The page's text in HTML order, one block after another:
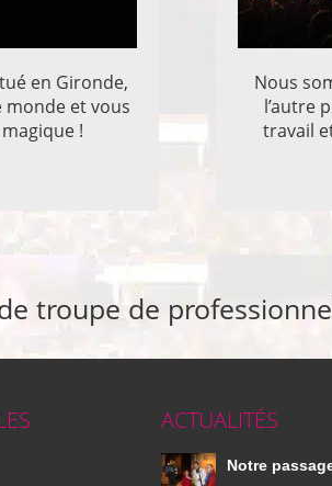
en Gironde,
monde et vous
!
Nous
l’autre
travail
troupe de
ACTUALITÉS
Notre